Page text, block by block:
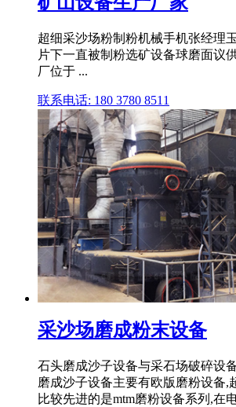
超细采沙场粉制粉机械手机张经理
片下一直被制粉选矿设备球磨面议
厂位于 ...
联系电话: 180 3780 8511
采沙场磨成粉末设备
石头磨成沙子设备与采石场破碎设
磨成沙子设备主要有欧版磨粉设备,
比较先进的是mtm磨粉设备系列,在